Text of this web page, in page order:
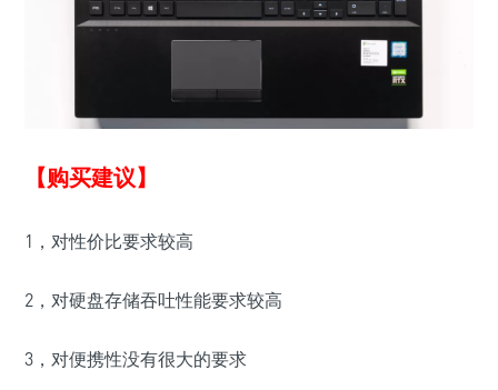
【购买建议】
1，对性价比要求较高
2，对硬盘存储吞吐性能要求较高
3，对便携性没有很大的要求